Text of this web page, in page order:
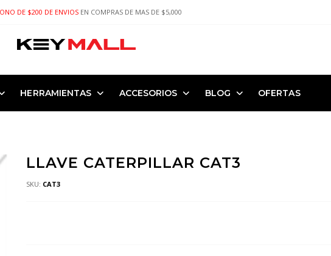
DE $200 DE ENVIOS EN COMPRAS DE MAS DE $5,000
HERRAMIENTAS ACCESORIOS BLOG OFERTAS
LLAVE CATERPILLAR CAT3
SKU: CAT3